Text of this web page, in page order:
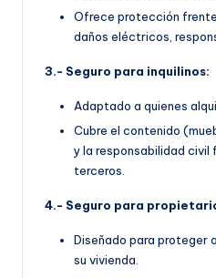
Ofrece protección frente
daños eléctricos,
3.- Seguro para inquilinos:
Adaptado a quienes
Cubre el contenido
y la responsabilidad
terceros.
4.- Seguro para
Diseñado para proteger
su vivienda.